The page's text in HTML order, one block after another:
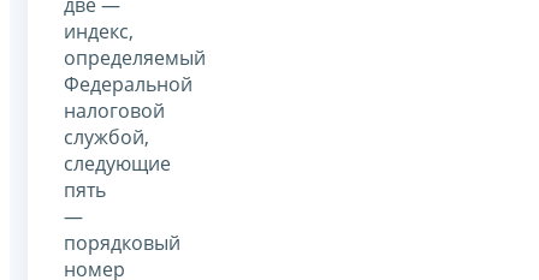
индекс,
определяемый
Федеральной
налоговой
службой,
следующие
пять
—
порядковый
номер